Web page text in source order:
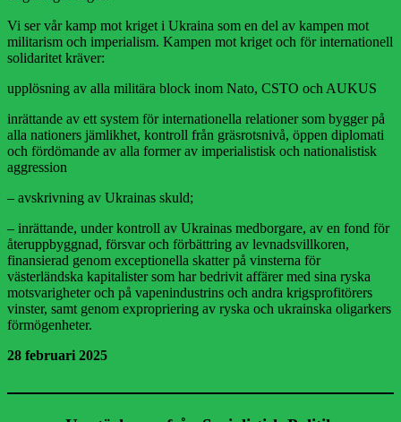
Vi ser vår kamp mot kriget i Ukraina som en del av kampen mot
militarism och imperialism. Kampen mot kriget och för internationell
solidaritet kräver:
upplösning av alla militära block inom Nato, CSTO och AUKUS
inrättande av ett system för internationella relationer som bygger på
alla nationers jämlikhet, kontroll från gräsrotsnivå, öppen diplomati
och fördömande av alla former av imperialistisk och nationalistisk
aggression
– avskrivning av Ukrainas skuld;
– inrättande, under kontroll av Ukrainas medborgare, av en fond för
återuppbyggnad, försvar och förbättring av levnadsvillkoren,
finansierad genom exceptionella skatter på vinsterna för
västerländska kapitalister som har bedrivit affärer med sina ryska
motsvarigheter och på vapenindustrins och andra krigsprofitörers
vinster, samt genom expropriering av ryska och ukrainska oligarkers
förmögenheter.
28 februari 2025